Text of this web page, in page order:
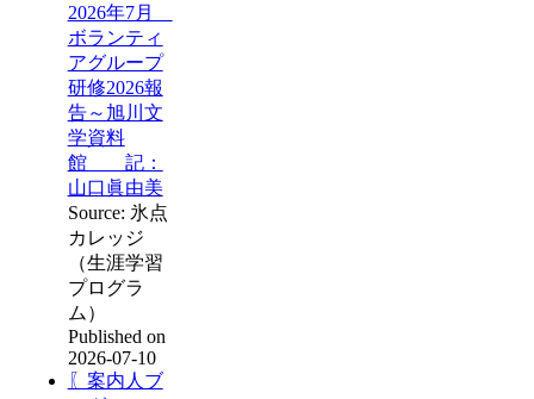
2026年7月
ボランティ
アグループ
研修2026報
告～旭川文
学資料
館 記：
山口眞由美
Source: 氷点
カレッジ
（生涯学習
プログラ
ム）
Published on
2026-07-10
〖案内人ブ